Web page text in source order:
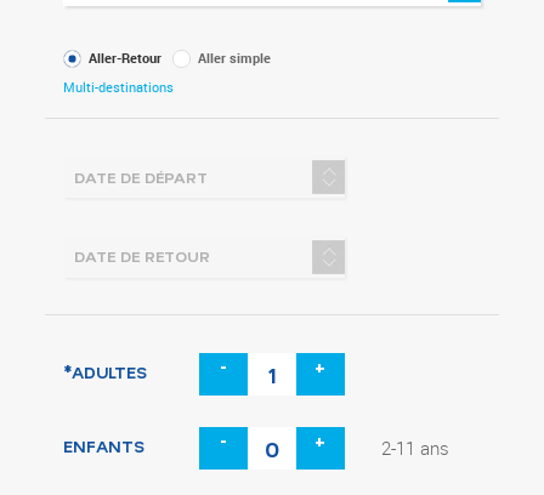
Type
de
Aller-Retour
Aller simple
Multi-destinations
*ADULTES - +
ENFANTS - + 2-11 ans